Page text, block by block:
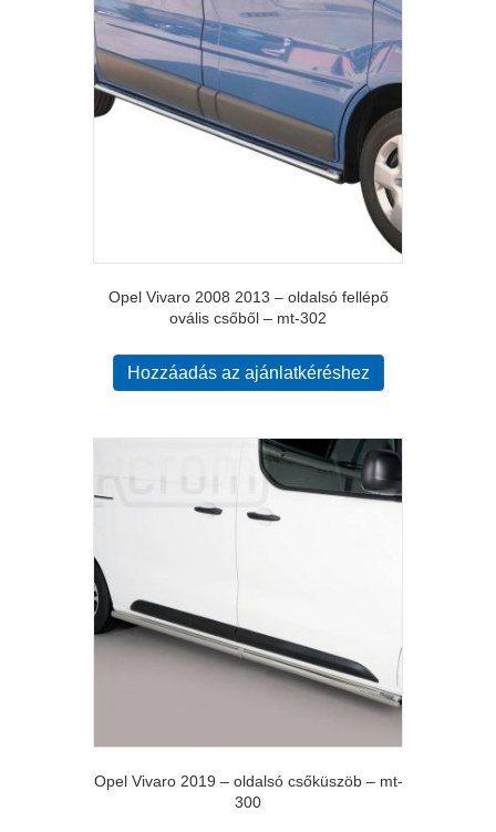
Opel Vivaro 2008 2013 – oldalsó fellépő
ovális csőből – mt-302
Hozzáadás az ajánlatkéréshez
Opel Vivaro 2019 – oldalsó csőküszöb – mt-
300